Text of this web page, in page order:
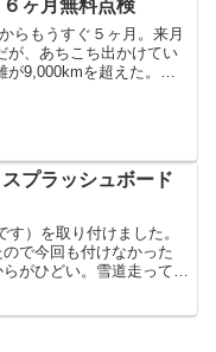
ヶ月無料点検
らもうすぐ５ヶ月。来月
が、あちこち出かけてい
が9,000kmを超えた。前
プラッシュボード
）を取り付けました。
で今回も付けなかった
がひどい。雪道走ってる